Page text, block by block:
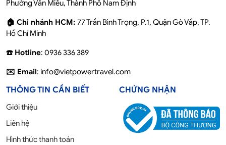
Phường Văn Miếu, Thành Phố Nam Định
🏠 Chi nhánh HCM: 77 Trần Bình Trọng, P.1, Quận Gò Vấp, TP.
Hồ Chí Minh
☎️ Hotline: 0936 336 389
✉️ Email: info@vietpowertravel.com
THÔNG TIN CẦN BIẾT
Giới thiệu
Liên hệ
Hình thức thanh toán
CHỨNG NHẬN